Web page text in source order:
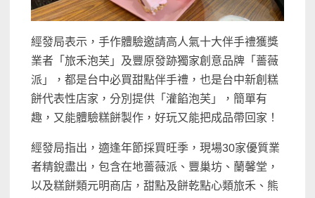
經發局表示，手作體驗邀請高人氣十大伴手禮獲獎
業者「旅禾泡芙」及豐原發跡獨家創意品牌「薔薇
派」，都是台中必買甜點伴手禮，也是台中新創糕
餅代表性店家，分別提供「灌餡泡芙」，簡單有
趣，又能體驗糕餅製作，好玩又能把成品帶回家！
經發局指出，適逢年節採買旺季，現場30家優質業
者精銳盡出，包含在地薔薇派、豐巢坊、蘭馨堂，
以及糕餅類元明商店，甜點及餅乾點心類旅禾、熊